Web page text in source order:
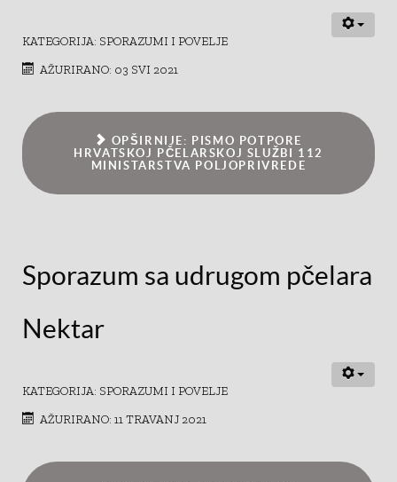
KATEGORIJA: SPORAZUMI I POVELJE
AŽURIRANO: 03 SVI 2021
OPŠIRNIJE: PISMO POTPORE
HRVATSKOJ PČELARSKOJ SLUŽBI 112
MINISTARSTVA POLJOPRIVREDE
Sporazum sa udrugom pčelara
Nektar
KATEGORIJA: SPORAZUMI I POVELJE
AŽURIRANO: 11 TRAVANJ 2021